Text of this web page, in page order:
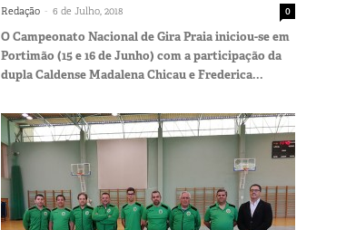
Redação - 6 de Julho, 2018 0
O Campeonato Nacional de Gira Praia iniciou-se em
Portimão (15 e 16 de Junho) com a participação da
dupla Caldense Madalena Chicau e Frederica...